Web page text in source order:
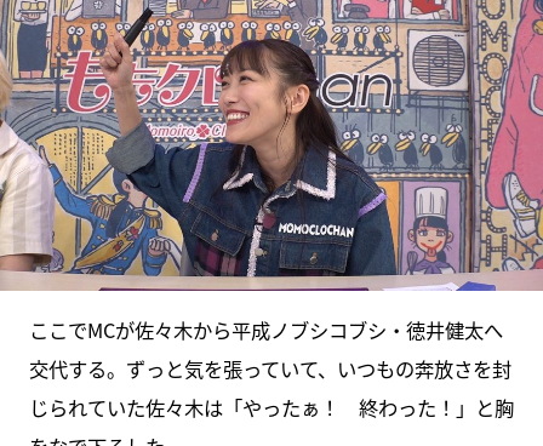
ここでMCが佐々木から平成ノブシコブシ・徳井健太へ
交代する。ずっと気を張っていて、いつもの奔放さを封
じられていた佐々木は「やったぁ！ 終わった！」と胸